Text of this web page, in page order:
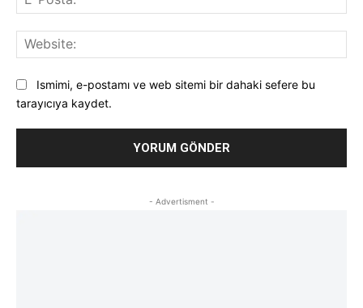
Ismimi, e-postamı ve web sitemi bir dahaki sefere bu
tarayıcıya kaydet.
- Advertisment -